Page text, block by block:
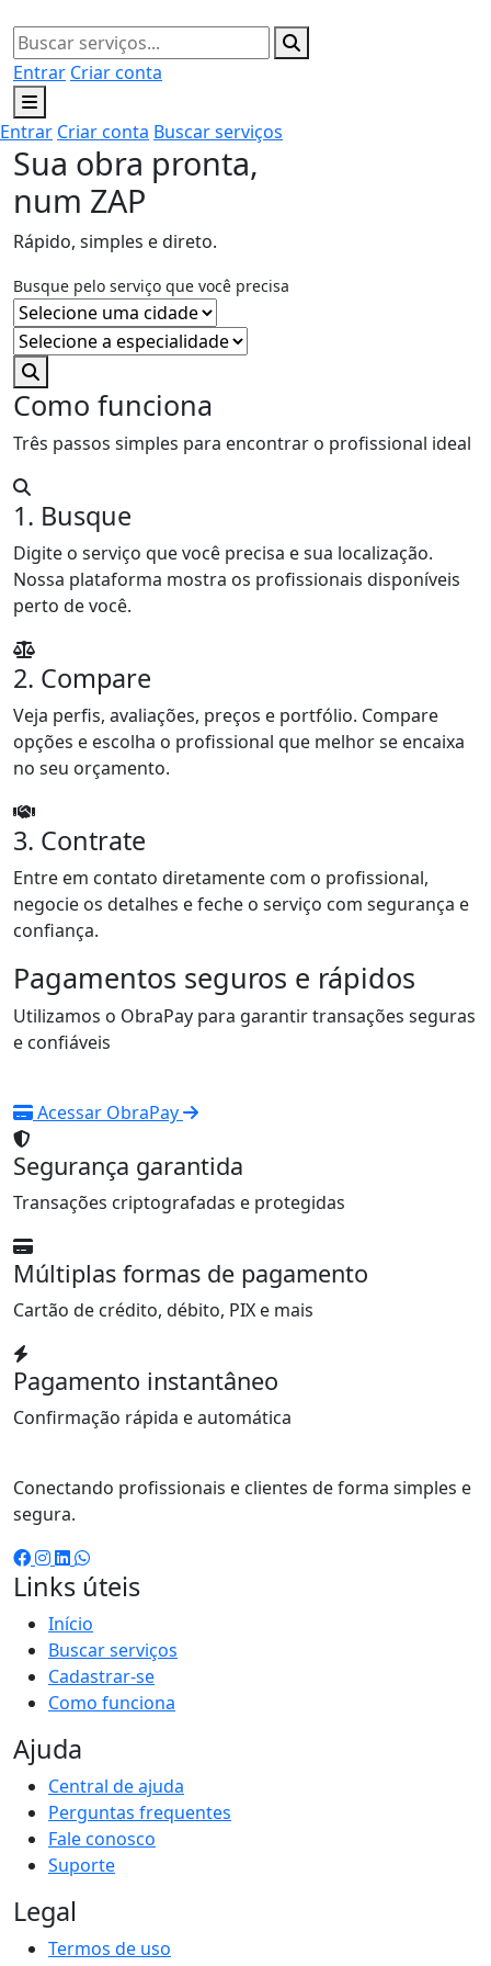
Entrar Criar conta
Entrar Criar conta Buscar serviços
Sua obra pronta,
num ZAP
Rápido, simples e direto.
Busque pelo serviço que você precisa
Como funciona
Três passos simples para encontrar o profissional ideal
1. Busque
Digite o serviço que você precisa e sua localização.
Nossa plataforma mostra os profissionais disponíveis
perto de você.
2. Compare
Veja perfis, avaliações, preços e portfólio. Compare
opções e escolha o profissional que melhor se encaixa
no seu orçamento.
3. Contrate
Entre em contato diretamente com o profissional,
negocie os detalhes e feche o serviço com segurança e
confiança.
Pagamentos seguros e rápidos
Utilizamos o ObraPay para garantir transações seguras
e confiáveis
Acessar ObraPay
Segurança garantida
Transações criptografadas e protegidas
Múltiplas formas de pagamento
Cartão de crédito, débito, PIX e mais
Pagamento instantâneo
Confirmação rápida e automática
Conectando profissionais e clientes de forma simples e
segura.
Links úteis
Início
Buscar serviços
Cadastrar-se
Como funciona
Ajuda
Central de ajuda
Perguntas frequentes
Fale conosco
Suporte
Legal
Termos de uso